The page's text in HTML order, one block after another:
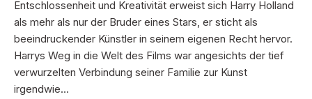
Entschlossenheit und Kreativität erweist sich Harry Holland
als mehr als nur der Bruder eines Stars, er sticht als
beeindruckender Künstler in seinem eigenen Recht hervor.
Harrys Weg in die Welt des Films war angesichts der tief
verwurzelten Verbindung seiner Familie zur Kunst
irgendwie…